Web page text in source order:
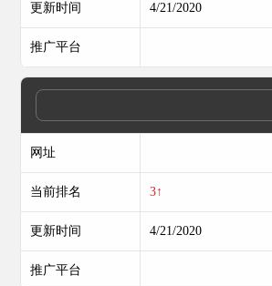
更新时间 4/21/2020
推广平台
网址
当前排名 3↑
更新时间 4/21/2020
推广平台